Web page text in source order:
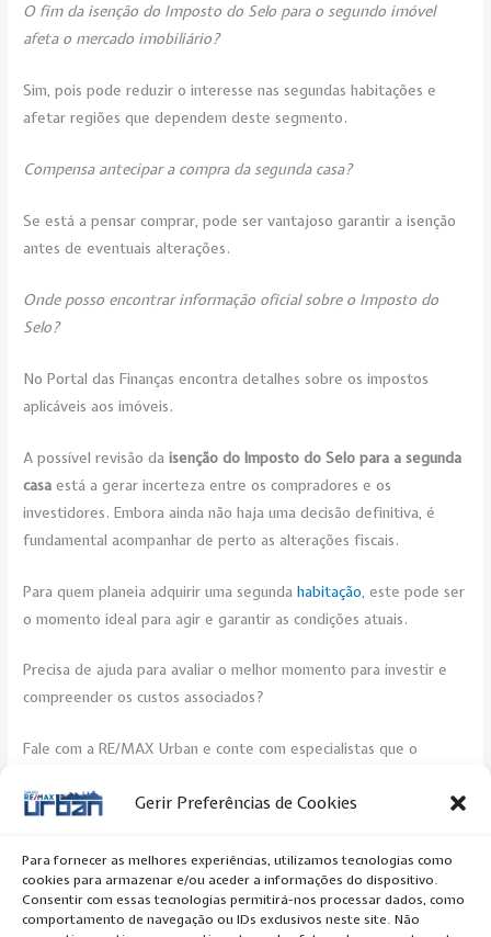
Gerir Preferências de Cookies
Para fornecer as melhores experiências, utilizamos tecnologias como
cookies para armazenar e/ou aceder a informações do dispositivo.
Consentir com essas tecnologias permitirá-nos processar dados, como
comportamento de navegação ou IDs exclusivos neste site. Não
O fim da isenção do Imposto do Selo para o segundo imóvel
afeta o mercado imobiliário?
Sim, pois pode reduzir o interesse nas segundas habitações e
afetar regiões que dependem deste segmento.
Compensa antecipar a compra da segunda casa?
Se está a pensar comprar, pode ser vantajoso garantir a isenção
antes de eventuais alterações.
Onde posso encontrar informação oficial sobre o Imposto do
Selo?
No Portal das Finanças encontra detalhes sobre os impostos
aplicáveis aos imóveis.
A possível revisão daisenção do Imposto do Selo para a segunda
casa está a gerar incerteza entre os compradores e os
investidores. Embora ainda não haja uma decisão definitiva, é
fundamental acompanhar de perto as alterações fiscais.
Para quem planeia adquirir uma segundahabitação, este pode ser
o momento ideal para agir e garantir as condições atuais.
Precisa de ajuda para avaliar o melhor momento para investir e
compreender os custos associados?
Fale com a RE/MAX Urban e conte com especialistas que o
←Previous Artigo Next Artigo